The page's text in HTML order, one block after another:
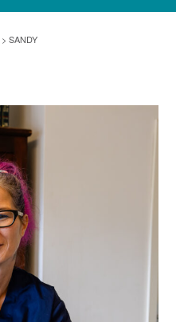
> SANDY